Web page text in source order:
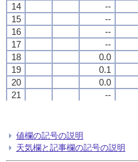
14
--
15
--
16
--
17
--
18
0.0
19
0.1
20
0.0
21
--
24
14
--
15
--
16
--
17
--
18
0.0
19
0.1
20
0.0
21
--
24
14
--
15
--
16
--
17
--
18
0.0
19
0.1
20
0.0
21
--
24
14
--
15
--
16
--
17
--
18
0.0
19
0.1
20
0.0
21
--
24
値欄の記号の説明
天気欄と記事欄の記号の説明